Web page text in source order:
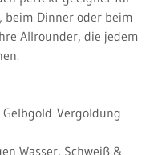
beim Dinner oder beim
Allrounder, die jedem
Vergoldung
Wasser, Schweiß &